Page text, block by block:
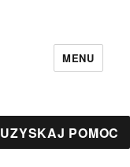
MENU
UZYSKAJ POMOC